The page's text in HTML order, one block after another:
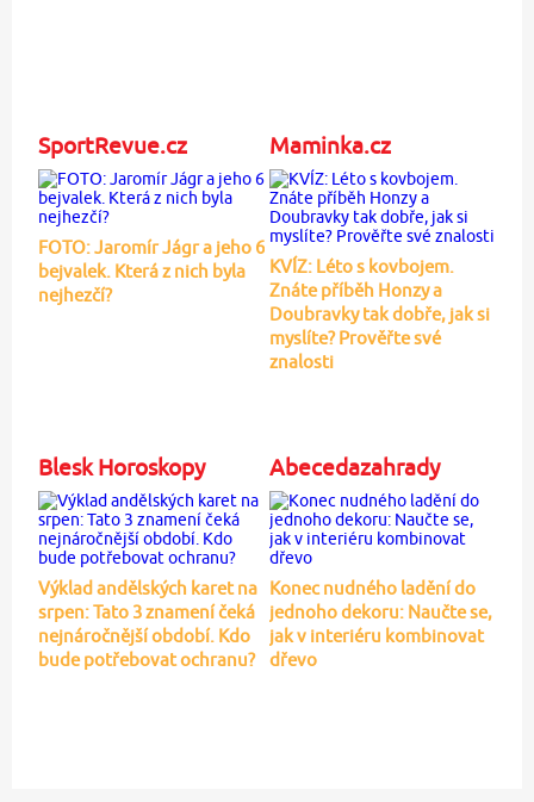
SportRevue.cz
FOTO: Jaromír Jágr a jeho 6
bejvalek. Která z nich byla
nejhezčí?
Maminka.cz
KVÍZ: Léto s kovbojem.
Znáte příběh Honzy a
Doubravky tak dobře, jak si
myslíte? Prověřte své
znalosti
Blesk Horoskopy
Výklad andělských karet na
srpen: Tato 3 znamení čeká
nejnáročnější období. Kdo
bude potřebovat ochranu?
Abecedazahrady
Konec nudného ladění do
jednoho dekoru: Naučte se,
jak v interiéru kombinovat
dřevo